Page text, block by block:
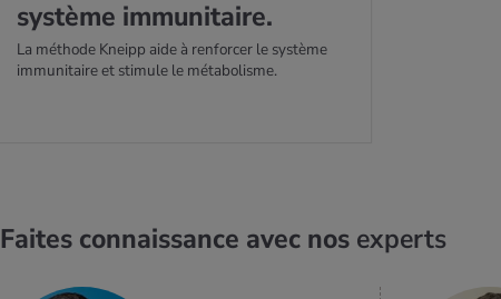
sys­tème immu­ni­taire.
La méthode Kneipp aide à renforcer le système
immunitaire et stimule le métabolisme.
Faites connaissance avec nos experts